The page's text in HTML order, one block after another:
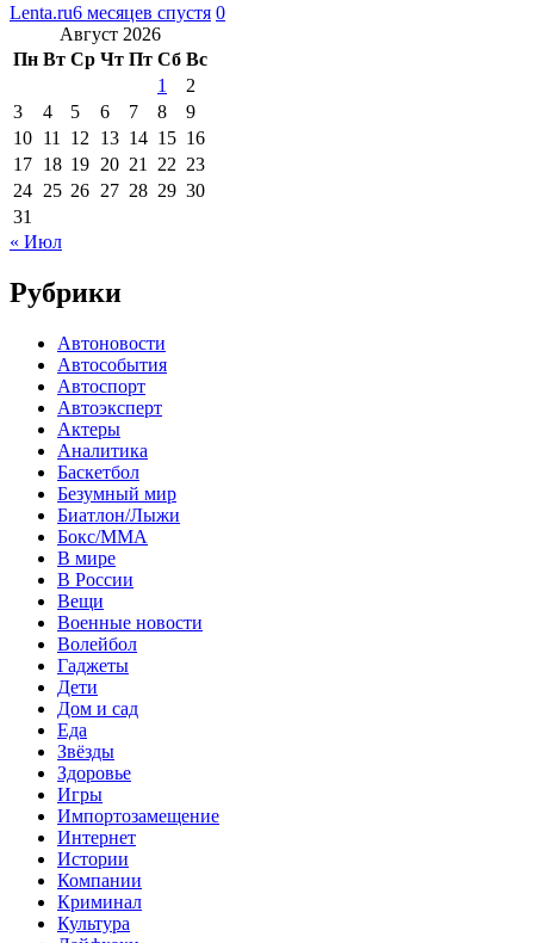
Lenta.ru6 месяцев спустя 0
Август 2026
Пн Вт Ср Чт Пт Сб Вс
1
2
3
4 5 6 7 8
9
10 11 12 13 14 15 16
17 18 19 20 21 22 23
24 25 26 27 28 29 30
31
« Июл
Рубрики
Автоновости
Автособытия
Автоспорт
Автоэксперт
Актеры
Аналитика
Баскетбол
Безумный мир
Биатлон/Лыжи
Бокс/MMA
В мире
В России
Вещи
Военные новости
Волейбол
Гаджеты
Дети
Дом и сад
Еда
Звёзды
Здоровье
Игры
Импортозамещение
Интернет
Истории
Компании
Криминал
Культура